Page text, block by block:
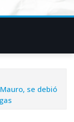
se debió